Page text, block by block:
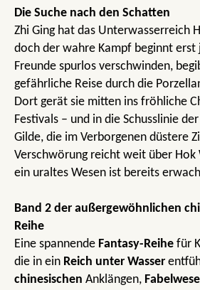
Die Suche nach den Schatten
Zhi Ging hat das Unterwasserreich
doch der wahre Kampf beginnt erst
Freunde spurlos verschwinden,
gefährliche Reise durch die
Dort gerät sie mitten ins fröhliche
Festivals – und in die Schusslinie
Gilde, die im Verborgenen düstere
Verschwörung reicht weit über Hok
ein uraltes Wesen ist bereits
Band 2 der außergewöhnlichen
Reihe
Eine spannende Fantasy-Reihe für
die in ein Reich unter Wasser
chinesischen Anklängen,